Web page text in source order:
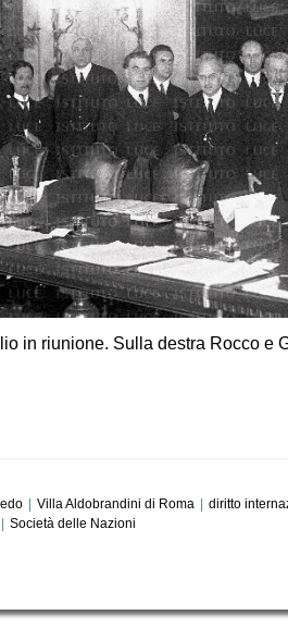
in riunione. Sulla destra Rocco e
| Villa Aldobrandini di Roma | diritto
| Società delle Nazioni